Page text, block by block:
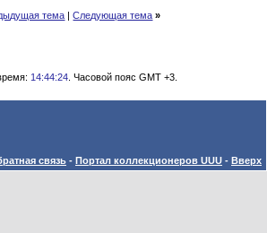
тема |Следующая тема »
14:44:24 . Часовой пояс GMT +3.
связь - Портал коллекционеров UUU - Вверх